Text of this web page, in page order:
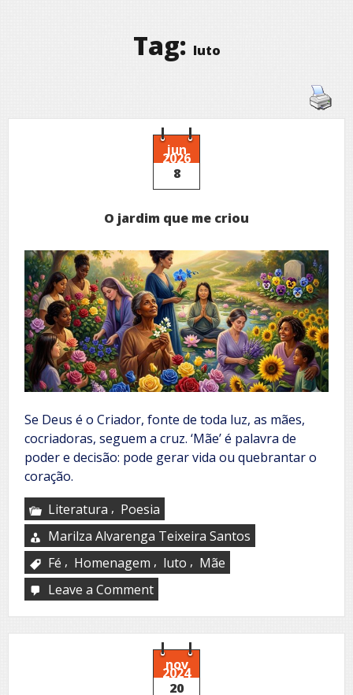
Tag: luto
jun
2026
8
O jardim que me criou
Se Deus é o Criador, fonte de toda luz, as mães,
cocriadoras, seguem a cruz. ‘Mãe’ é palavra de
poder e decisão: pode gerar vida ou quebrantar o
coração.
Literatura , Poesia
Marilza Alvarenga Teixeira Santos
Fé , Homenagem , luto , Mãe
Leave a Commenton
jardim
que
me
criou
nov
2024
20